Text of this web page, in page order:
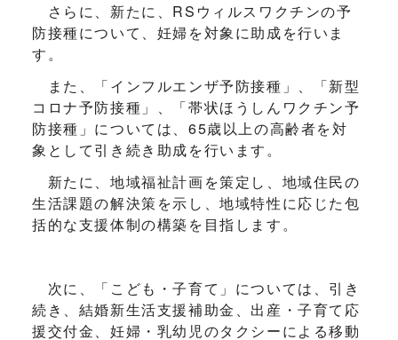
さらに、新たに、RSウィルスワクチンの予
防接種について、妊婦を対象に助成を行いま
す。
また、「インフルエンザ予防接種」、「新型
コロナ予防接種」、「帯状ほうしんワクチン予
防接種」については、65歳以上の高齢者を対
象として引き続き助成を行います。
新たに、地域福祉計画を策定し、地域住民の
生活課題の解決策を示し、地域特性に応じた包
括的な支援体制の構築を目指します。
次に、「こども・子育て」については、引き
続き、結婚新生活支援補助金、出産・子育て応
援交付金、妊婦・乳幼児のタクシーによる移動